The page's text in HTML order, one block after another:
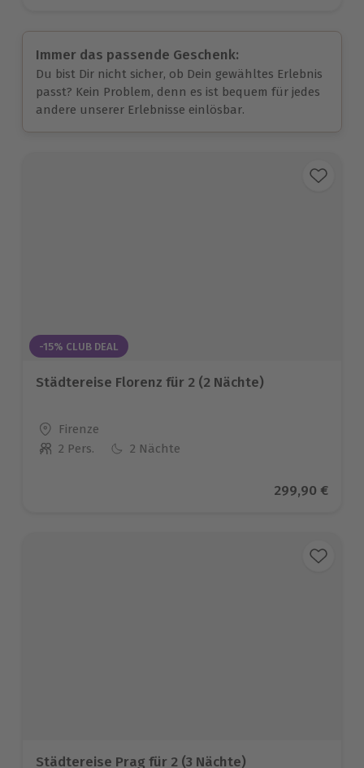
Immer das passende Geschenk:
Du bist Dir nicht sicher, ob Dein gewähltes Erlebnis
passt? Kein Problem, denn es ist bequem für jedes
andere unserer Erlebnisse einlösbar.
-15% CLUB DEAL
Städtereise Florenz für 2 (2 Nächte)
Standort
Firenze
Anzahl der Teilnehmer
2 Pers. 2 Nächte
Aktueller
299,90 €
Städtereise Prag für 2 (3 Nächte)